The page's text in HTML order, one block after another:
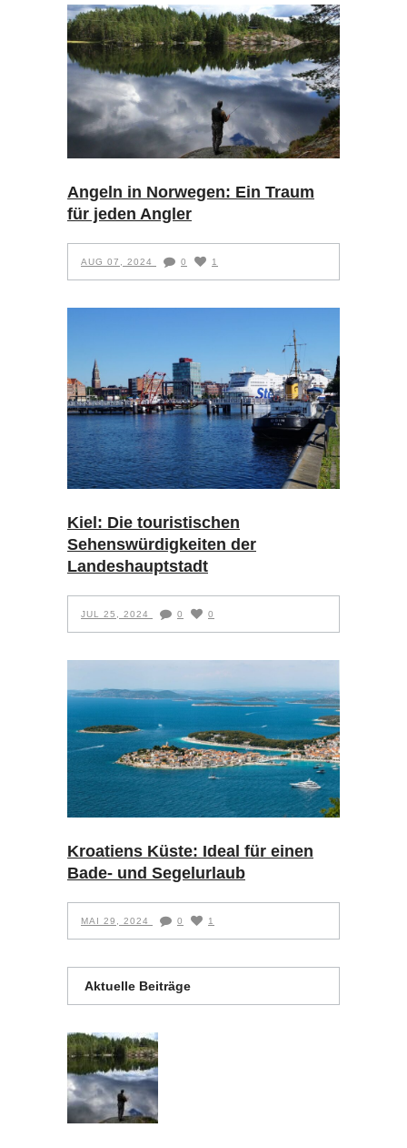
Angeln in Norwegen: Ein Traum
für jeden Angler
AUG 07, 2024 0 1
Kiel: Die touristischen
Sehenswürdigkeiten der
Landeshauptstadt
JUL 25, 2024 0 0
Kroatiens Küste: Ideal für einen
Bade- und Segelurlaub
MAI 29, 2024 0 1
Aktuelle Beiträge